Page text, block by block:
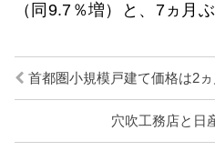
（同9.7％増）と、7ヵ月
首都圏小規模戸建て価格は2
穴吹工務店と日